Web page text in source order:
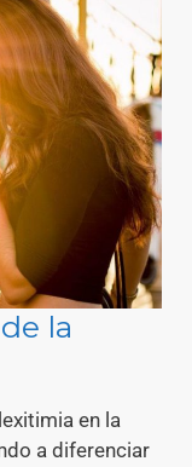
la
en la
a diferenciar